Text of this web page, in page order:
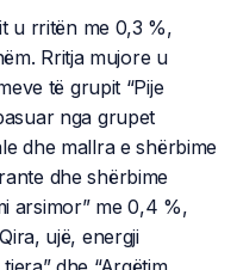
u rritën me 0,3 %,
Rritja mujore u
të grupit “Pije
nga grupet
dhe mallra e shërbime
dhe shërbime
arsimor” me 0,4 %,
ujë, energji